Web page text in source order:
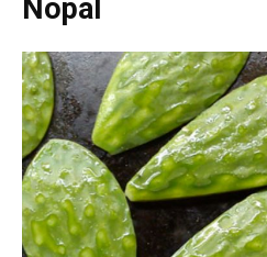
Nopal